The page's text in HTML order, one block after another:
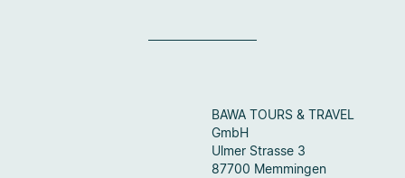
BAWA TOURS & TRAVEL
GmbH
Ulmer Strasse 3
87700 Memmingen